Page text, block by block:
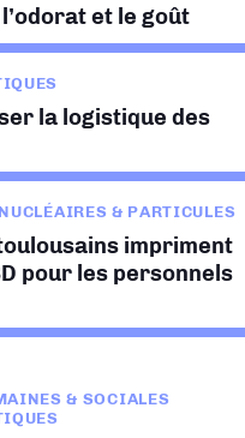
et le goût
la logistique des
& PARTICULES
impriment
pour les personnels
& SOCIALES